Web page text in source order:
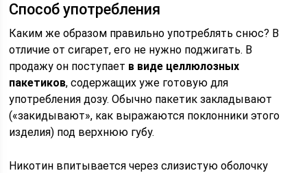
Способ употребления
Каким же образом правильно употреблять снюс? В
отличие от сигарет, его не нужно поджигать. В
продажу он поступает в виде целлюлозных
пакетиков, содержащих уже готовую для
употребления дозу. Обычно пакетик закладывают
(«закидывают», как выражаются поклонники этого
изделия) под верхнюю губу.
Никотин впитывается через слизистую оболочку